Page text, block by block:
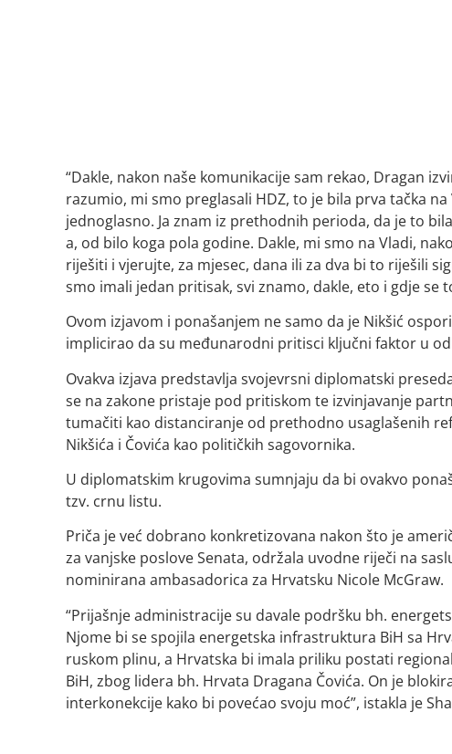
“Dakle, nakon naše komunikacije sam rekao, Dragan
razumio, mi smo preglasali HDZ, to je bila prva tačka
jednoglasno. Ja znam iz prethodnih perioda, da je to
a, od bilo koga pola godine. Dakle, mi smo na Vladi,
riješiti i vjerujte, za mjesec, dana ili za dva bi to riješili
smo imali jedan pritisak, svi znamo, dakle, eto i gdje se
Ovom izjavom i ponašanjem ne samo da je Nikšić
implicirao da su međunarodni pritisci ključni faktor u
Ovakva izjava predstavlja svojevrsni diplomatski
se na zakone pristaje pod pritiskom te izvinjavanje
tumačiti kao distanciranje od prethodno usaglašenih
Nikšića i Čovića kao političkih sagovornika.
U diplomatskim krugovima sumnjaju da bi ovakvo
tzv. crnu listu.
Priča je već dobrano konkretizovana nakon što je
za vanjske poslove Senata, održala uvodne riječi na
nominirana ambasadorica za Hrvatsku Nicole McGraw.
“Prijašnje administracije su davale podršku bh.
Njome bi se spojila energetska infrastruktura BiH sa
ruskom plinu, a Hrvatska bi imala priliku postati
BiH, zbog lidera bh. Hrvata Dragana Čovića. On je
interkonekcije kako bi povećao svoju moć”, istakla je